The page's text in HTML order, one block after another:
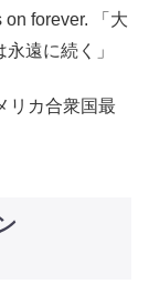
forever. 「大
遠に続く」
リカ合衆国最